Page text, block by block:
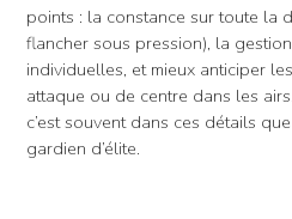
points : la constance sur toute la
flancher sous pression), la
individuelles, et mieux anticiper
attaque ou de centre dans les
c’est souvent dans ces détails
gardien d’élite.